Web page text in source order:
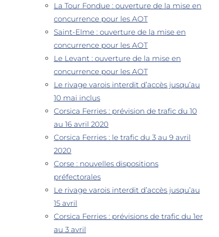
La Tour Fondue : ouverture de la mise en
concurrence pour les AOT
Saint-Elme : ouverture de la mise en
concurrence pour les AOT
Le Levant : ouverture de la mise en
concurrence pour les AOT
Le rivage varois interdit d’accès jusqu’au
10 mai inclus
Corsica Ferries : prévision de trafic du 10
au 16 avril 2020
Corsica Ferries : le trafic du 3 au 9 avril
2020
Corse : nouvelles dispositions
préfectorales
Le rivage varois interdit d’accès jusqu’au
15 avril
Corsica Ferries : prévisions de trafic du 1er
au 3 avril